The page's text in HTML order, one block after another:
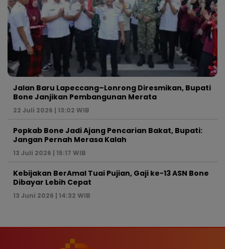
Jalan Baru Lapeccang–Lonrong Diresmikan, Bupati
Bone Janjikan Pembangunan Merata
22 Juli 2026 | 13:02 WIB
Popkab Bone Jadi Ajang Pencarian Bakat, Bupati:
Jangan Pernah Merasa Kalah
13 Juli 2026 | 15:17 WIB
Kebijakan BerAmal Tuai Pujian, Gaji ke-13 ASN Bone
Dibayar Lebih Cepat
13 Juni 2026 | 14:32 WIB